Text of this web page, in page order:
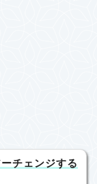
チェンジする